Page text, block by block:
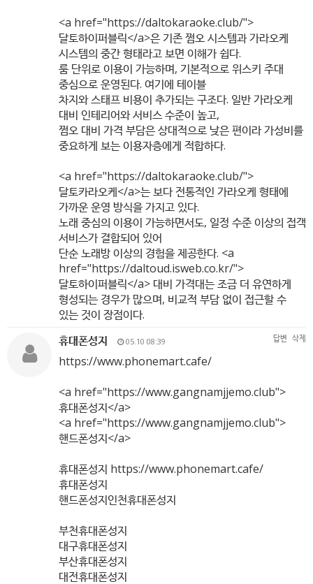
<a href="https://daltokaraoke.club/">
달토하이퍼블릭</a>은 기존 쩜오 시스템과 가라오케
시스템의 중간 형태라고 보면 이해가 쉽다.
룸 단위로 이용이 가능하며, 기본적으로 위스키 주대
중심으로 운영된다. 여기에 테이블
차지와 스태프 비용이 추가되는 구조다. 일반 가라오케
대비 인테리어와 서비스 수준이 높고,
쩜오 대비 가격 부담은 상대적으로 낮은 편이라 가성비를
중요하게 보는 이용자층에게 적합하다.
<a href="https://daltokaraoke.club/">
달토카라오케</a>는 보다 전통적인 가라오케 형태에
가까운 운영 방식을 가지고 있다.
노래 중심의 이용이 가능하면서도, 일정 수준 이상의 접객
서비스가 결합되어 있어
단순 노래방 이상의 경험을 제공한다. <a
href="https://daltoud.isweb.co.kr/">
달토하이퍼블릭</a> 대비 가격대는 조금 더 유연하게
형성되는 경우가 많으며, 비교적 부담 없이 접근할 수
있는 것이 장점이다.
휴대폰성지
05.10 08:39 답변 삭제
https://www.phonemart.cafe/
<a href="https://www.gangnamjjemo.club">
휴대폰성지</a>
<a href="https://www.gangnamjjemo.club">
핸드폰성지</a>
휴대폰성지 https://www.phonemart.cafe/
휴대폰성지
핸드폰성지인천휴대폰성지
부천휴대폰성지
대구휴대폰성지
부산휴대폰성지
대전휴대폰성지